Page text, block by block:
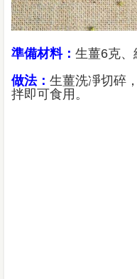
準備材料： 生薑6克、
做法： 生薑洗凈切碎
拌即可食用。